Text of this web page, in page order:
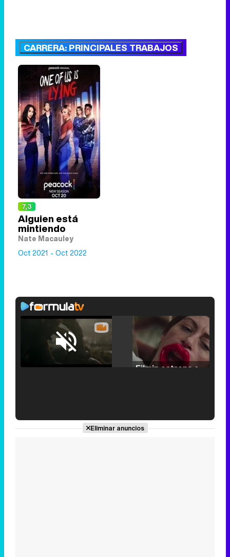
CARRERA: PRINCIPALES TRABAJOS
7,3
Alguien está
mintiendo
Nate Macauley
Oct 2021 - Oct 2022
Unmute /
Loaded
25.30%
'120 Minutos' celebra sus 2.000 programas en Telemadrid con un vídeo del día a día en la redacción
Eliminar anuncios